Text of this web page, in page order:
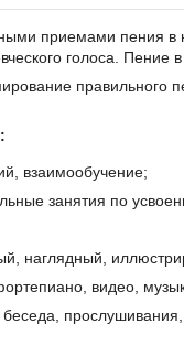
приемами пения в
голоса. Пение
правильного
взаимообучение;
занятия по
наглядный,
видео,
беседа,